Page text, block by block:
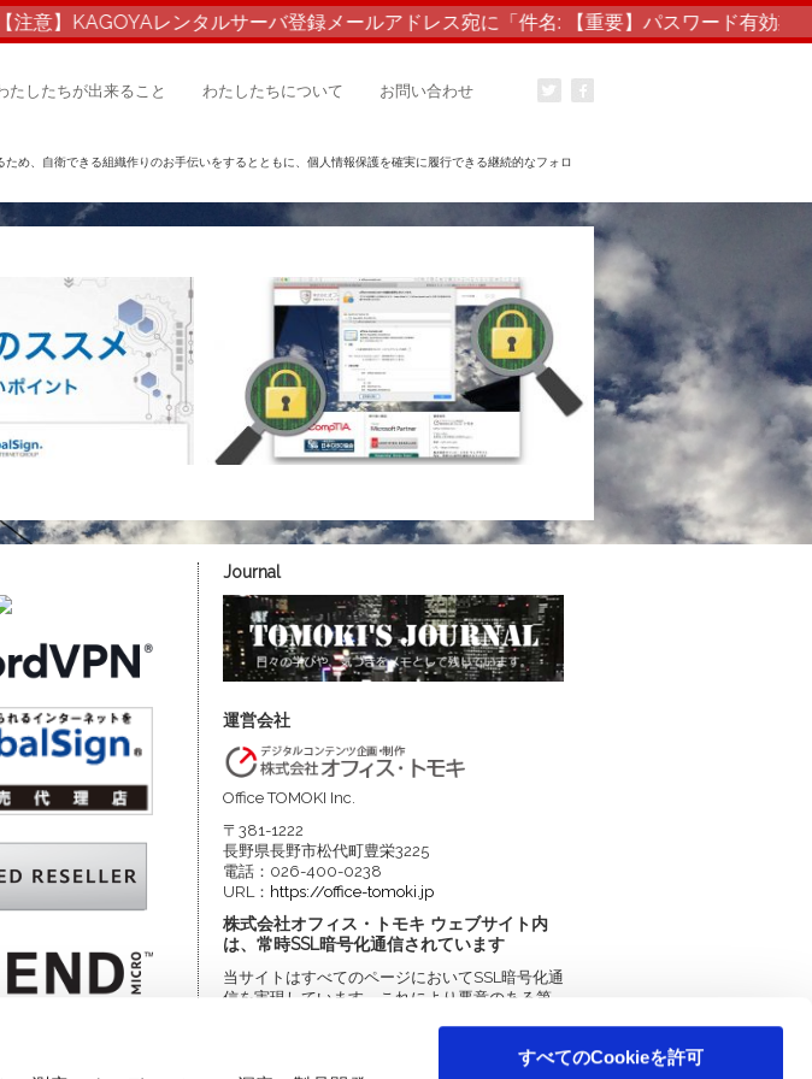
すべてのCookieを許可
意】KAGOYAレンタルサーバ登録メールアドレス宛に「件名: 【重要】パスワード有効期
たしたちが出来ること わたしたちについて お問い合わせ
め、自衛できる組織作りのお手伝いをするとともに、個人情報保護を確実に履行できる継続的なフォロ
Journal
運営会社
Office TOMOKI Inc.
〒381-1222
長野県長野市松代町豊栄3225
電話：026-400-0238
URL： https://office-tomoki.jp
株式会社オフィス・トモキ ウェブサイト内
は、常時SSL暗号化通信されています
当サイトはすべてのページにおいてSSL暗号化通
信を実現しています。これにより悪意のある第